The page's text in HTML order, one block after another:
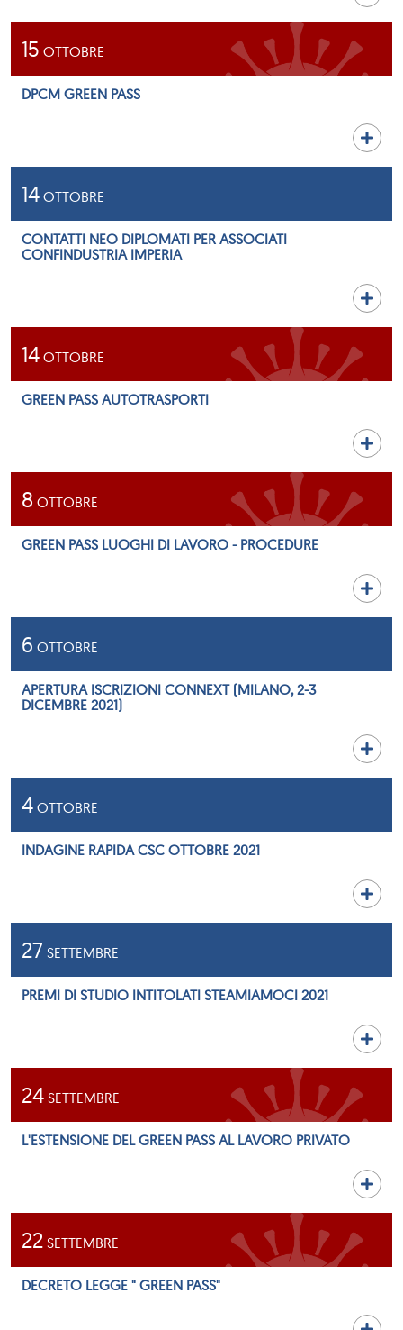
15 OTTOBRE
DPCM GREEN PASS
14 OTTOBRE
CONTATTI NEO DIPLOMATI PER ASSOCIATI
CONFINDUSTRIA IMPERIA
14 OTTOBRE
GREEN PASS AUTOTRASPORTI
8 OTTOBRE
GREEN PASS LUOGHI DI LAVORO - PROCEDURE
6 OTTOBRE
APERTURA ISCRIZIONI CONNEXT (MILANO, 2-3
DICEMBRE 2021)
4 OTTOBRE
INDAGINE RAPIDA CSC OTTOBRE 2021
27 SETTEMBRE
PREMI DI STUDIO INTITOLATI STEAMIAMOCI 2021
24 SETTEMBRE
L'ESTENSIONE DEL GREEN PASS AL LAVORO PRIVATO
22 SETTEMBRE
DECRETO LEGGE " GREEN PASS"